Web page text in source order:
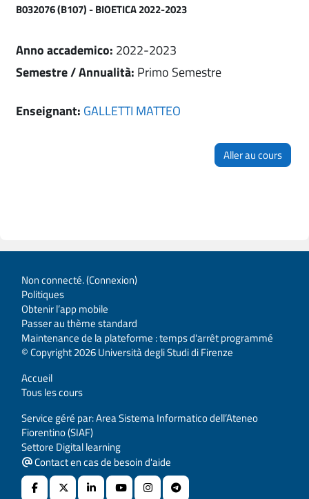
B032076 (B107) - BIOETICA 2022-2023
Anno accademico: 2022-2023
Semestre / Annualità: Primo Semestre
Enseignant: GALLETTI MATTEO
Aller au cours
Non connecté. (Connexion)
Politiques
Obtenir l’app mobile
Passer au thème standard
Maintenance de la plateforme : temps d'arrêt programmé
© Copyright 2026 Università degli Studi di Firenze
Accueil
Tous les cours
Service géré par: Area Sistema Informatico dell’Ateneo
Fiorentino (SIAF)
Settore Digital learning
Contact en cas de besoin d'aide